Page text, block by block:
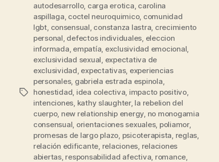
Etiquetas
autodesarrollo, carga erotica, carolina
aspillaga, coctel neuroquimico, comunidad
lgbt, consensual, constanza lastra, crecimiento
personal, defectos individuales, eleccion
informada, empatía, exclusividad emocional,
exclusividad sexual, expectativa de
exclusividad, expectativas, experiencias
personales, gabriela estrada espinola,
honestidad, idea colectiva, impacto positivo,
intenciones, kathy slaughter, la rebelion del
cuerpo, new relationship energy, no monogamia
consensual, orientaciones sexuales, poliamor,
promesas de largo plazo, psicoterapista, reglas,
relación edificante, relaciones, relaciones
abiertas, responsabilidad afectiva, romance,